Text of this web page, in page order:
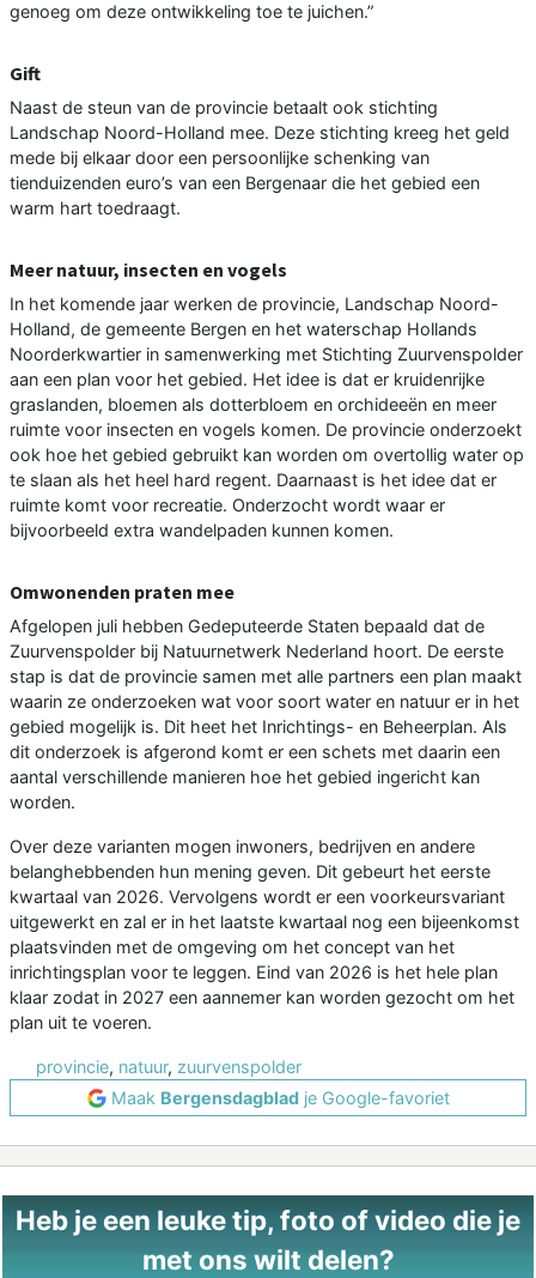
genoeg om deze ontwikkeling toe te juichen.”
Gift
Naast de steun van de provincie betaalt ook stichting
Landschap Noord-Holland mee. Deze stichting kreeg het geld
mede bij elkaar door een persoonlijke schenking van
tienduizenden euro’s van een Bergenaar die het gebied een
warm hart toedraagt.
Meer natuur, insecten en vogels
In het komende jaar werken de provincie, Landschap Noord-
Holland, de gemeente Bergen en het waterschap Hollands
Noorderkwartier in samenwerking met Stichting Zuurvenspolder
aan een plan voor het gebied. Het idee is dat er kruidenrijke
graslanden, bloemen als dotterbloem en orchideeën en meer
ruimte voor insecten en vogels komen. De provincie onderzoekt
ook hoe het gebied gebruikt kan worden om overtollig water op
te slaan als het heel hard regent. Daarnaast is het idee dat er
ruimte komt voor recreatie. Onderzocht wordt waar er
bijvoorbeeld extra wandelpaden kunnen komen.
Omwonenden praten mee
Afgelopen juli hebben Gedeputeerde Staten bepaald dat de
Zuurvenspolder bij Natuurnetwerk Nederland hoort. De eerste
stap is dat de provincie samen met alle partners een plan maakt
waarin ze onderzoeken wat voor soort water en natuur er in het
gebied mogelijk is. Dit heet het Inrichtings- en Beheerplan. Als
dit onderzoek is afgerond komt er een schets met daarin een
aantal verschillende manieren hoe het gebied ingericht kan
worden.
Over deze varianten mogen inwoners, bedrijven en andere
belanghebbenden hun mening geven. Dit gebeurt het eerste
kwartaal van 2026. Vervolgens wordt er een voorkeursvariant
uitgewerkt en zal er in het laatste kwartaal nog een bijeenkomst
plaatsvinden met de omgeving om het concept van het
inrichtingsplan voor te leggen. Eind van 2026 is het hele plan
klaar zodat in 2027 een aannemer kan worden gezocht om het
plan uit te voeren.
provincie, natuur, zuurvenspolder
Maak Bergensdagbladje Google-favoriet
Heb je een leuke tip, foto of video die je
met ons wilt delen?